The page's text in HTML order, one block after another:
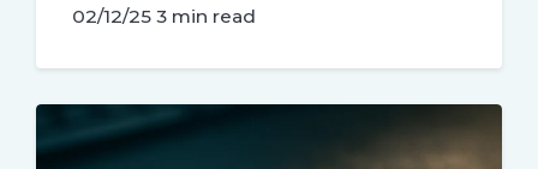
02/12/25 3 min read